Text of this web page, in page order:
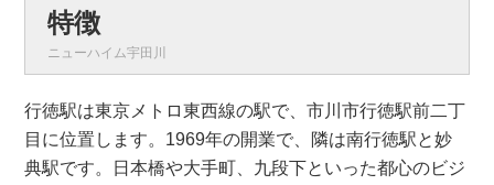
特徴
ニューハイム宇田川
行徳駅は東京メトロ東西線の駅で、市川市行徳駅前二丁
目に位置します。1969年の開業で、隣は南行徳駅と妙
典駅です。日本橋や大手町、九段下といった都心のビジ